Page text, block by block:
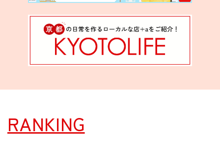
RANKING